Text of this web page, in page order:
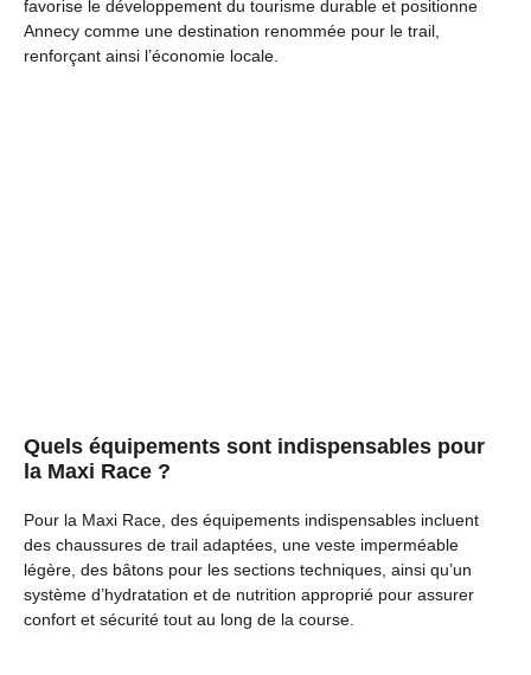
favorise le développement du tourisme durable et positionne
Annecy comme une destination renommée pour le trail,
renforçant ainsi l’économie locale.
Quels équipements sont indispensables pour
la Maxi Race ?
Pour la Maxi Race, des équipements indispensables incluent
des chaussures de trail adaptées, une veste imperméable
légère, des bâtons pour les sections techniques, ainsi qu’un
système d’hydratation et de nutrition approprié pour assurer
confort et sécurité tout au long de la course.